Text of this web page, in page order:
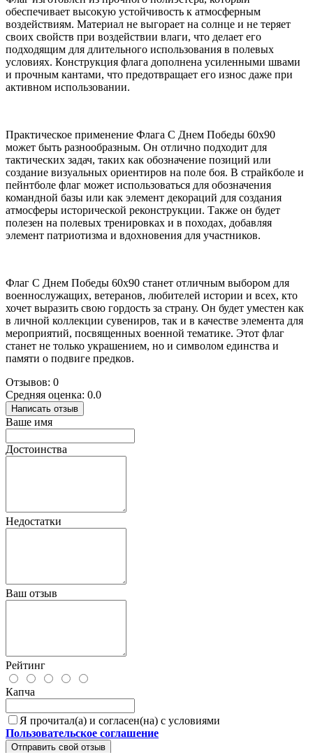
обеспечивает высокую устойчивость к атмосферным
воздействиям. Материал не выгорает на солнце и не теряет
своих свойств при воздействии влаги, что делает его
подходящим для длительного использования в полевых
условиях. Конструкция флага дополнена усиленными швами
и прочным кантами, что предотвращает его износ даже при
активном использовании.
Практическое применение Флага С Днем Победы 60х90
может быть разнообразным. Он отлично подходит для
тактических задач, таких как обозначение позиций или
создание визуальных ориентиров на поле боя. В страйкболе и
пейнтболе флаг может использоваться для обозначения
командной базы или как элемент декораций для создания
атмосферы исторической реконструкции. Также он будет
полезен на полевых тренировках и в походах, добавляя
элемент патриотизма и вдохновения для участников.
Флаг С Днем Победы 60х90 станет отличным выбором для
военнослужащих, ветеранов, любителей истории и всех, кто
хочет выразить свою гордость за страну. Он будет уместен как
в личной коллекции сувениров, так и в качестве элемента для
мероприятий, посвященных военной тематике. Этот флаг
станет не только украшением, но и символом единства и
памяти о подвиге предков.
Отзывов: 0
Средняя оценка: 0.0
Написать отзыв
Ваше имя
Достоинства
Недостатки
Ваш отзыв
Рейтинг
Капча
Я прочитал(а) и согласен(на) с условиями
Пользовательское соглашение
Отправить свой отзыв